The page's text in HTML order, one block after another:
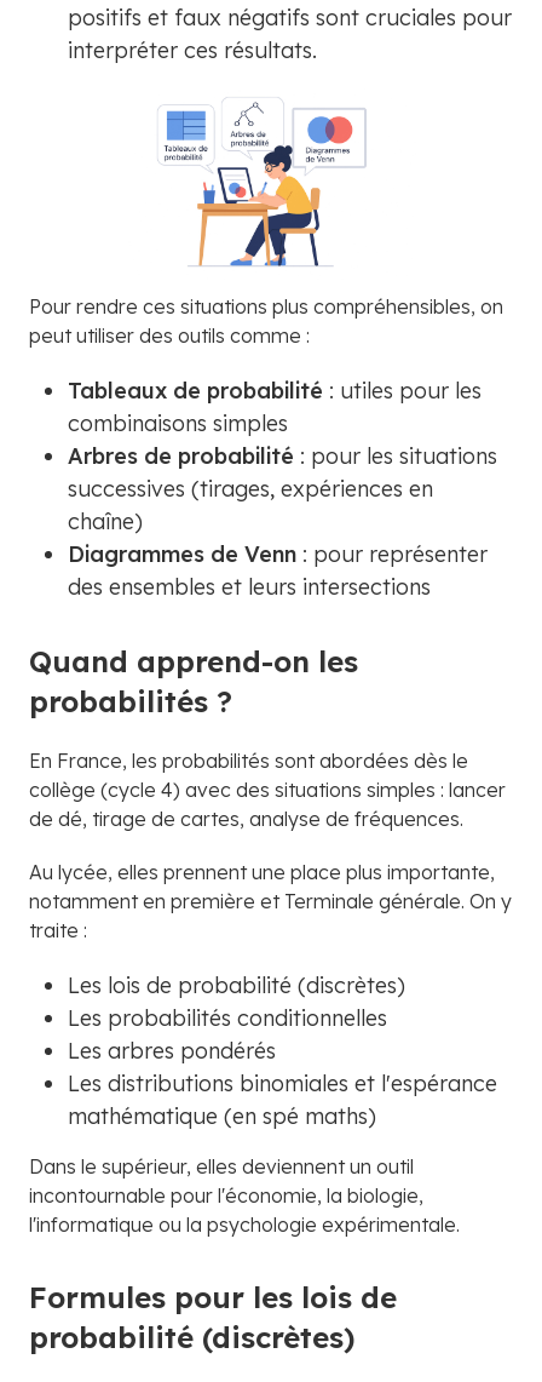
positifs et faux négatifs sont cruciales pour
interpréter ces résultats.
Pour rendre ces situations plus compréhensibles, on
peut utiliser des outils comme :
Tableaux de probabilité : utiles pour les
combinaisons simples
Arbres de probabilité : pour les situations
successives (tirages, expériences en
chaîne)
Diagrammes de Venn : pour représenter
des ensembles et leurs intersections
Quand apprend-on les
probabilités ?
En France, les probabilités sont abordées dès le
collège (cycle 4) avec des situations simples : lancer
de dé, tirage de cartes, analyse de fréquences.
Au lycée, elles prennent une place plus importante,
notamment en première et Terminale générale. On y
traite :
Les lois de probabilité (discrètes)
Les probabilités conditionnelles
Les arbres pondérés
Les distributions binomiales et l'espérance
mathématique (en spé maths)
Dans le supérieur, elles deviennent un outil
incontournable pour l'économie, la biologie,
l'informatique ou la psychologie expérimentale.
Formules pour les lois de
probabilité (discrètes)